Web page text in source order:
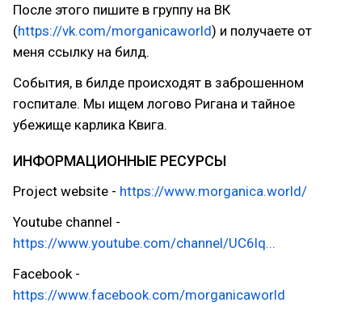
После этого пишите в группу на ВК
(https://vk.com/morganicaworld) и получаете от
меня ссылку на билд.
События, в билде происходят в заброшенном
госпитале. Мы ищем логово Ригана и тайное
убежище карлика Квига.
ИНФОРМАЦИОННЫЕ РЕСУРСЫ
Project website - https://www.morganica.world/
Youtube channel -
https://www.youtube.com/channel/UC6lq...
Facebook -
https://www.facebook.com/morganicaworld